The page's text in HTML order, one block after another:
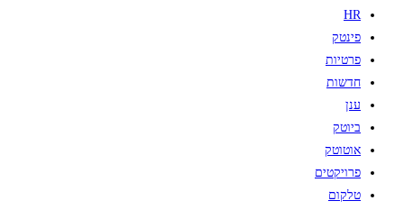
HR
פינטק
פרטיות
חדשות
ענן
ביוטק
אוטוטק
פרויקטים
טלקום